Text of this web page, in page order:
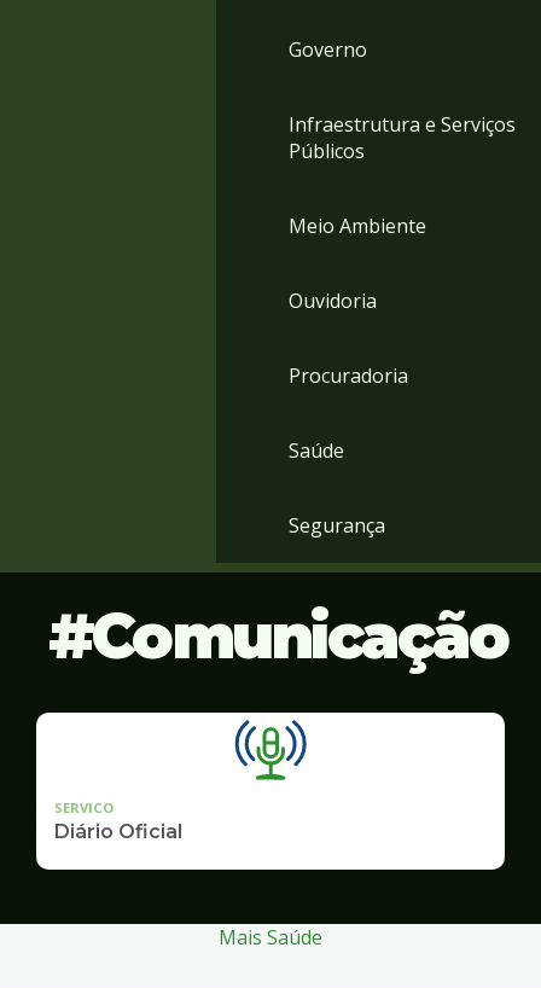
Governo
Infraestrutura e Serviços
Públicos
Meio Ambiente
Ouvidoria
Procuradoria
Saúde
Segurança
Comunicação
SERVICO
Diário Oficial
Mais Saúde